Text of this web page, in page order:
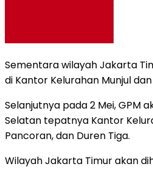
Sementara wilayah Jakarta
di Kantor Kelurahan Munjul
Selanjutnya pada 2 Mei, GPM
Selatan tepatnya Kantor
Pancoran, dan Duren Tiga.
Wilayah Jakarta Timur akan